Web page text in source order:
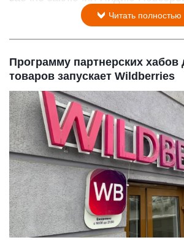
Читать полностью
Программу партнерских хабов
товаров запускает Wildberries